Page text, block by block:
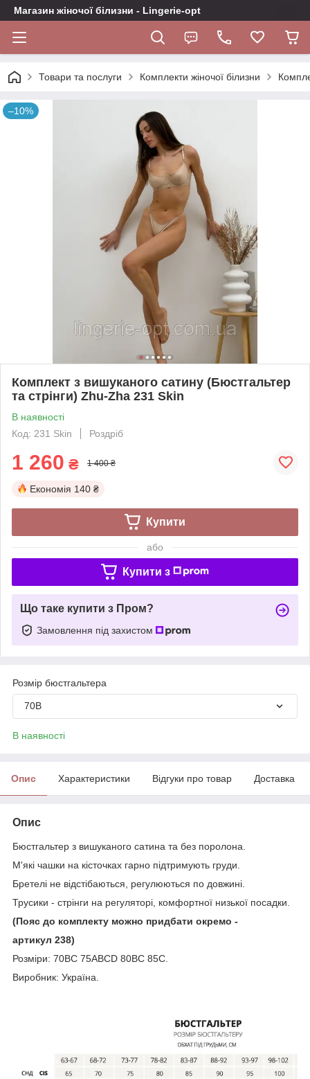
Магазин жіночої білизни - Lingerie-opt
Товари та послуги Комплекти жіночої білизни
–10%
Комплект з вишуканого сатину (Бюстгальтер
та стрінги) Zhu-Zha 231 Skin
В наявності
Код: 231 Skin
Роздріб
1 260 ₴ 1 400 ₴
Економія 140 ₴
Купити
або
Купити з
Що таке купити з Пром?
Замовлення під захистом
Розмір бюстгальтера
70B
В наявності
Опис Характеристики Відгуки про товар Доставка
Опис
Бюстгальтер з вишуканого сатина та без поролона.
М'які чашки на кісточках гарно підтримують груди.
Бретелі не відстібаються, регулюються по довжині.
Трусики - стрінги на регуляторі, комфортної низької посадки.
(Пояс до комплекту можно придбати окремо -
артикул 238)
Розміри: 70BC 75ABCD 80BC 85C.
Виробник: Україна